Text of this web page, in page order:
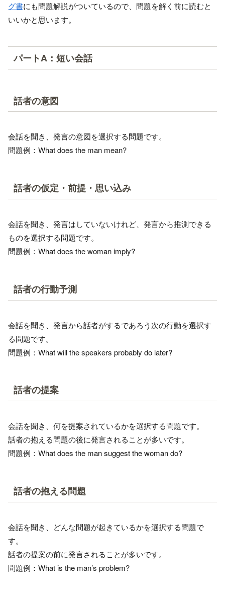
グ書にも問題解説がついているので、問題を解く前に読むと
いいかと思います。
パートA：短い会話
話者の意図
会話を聞き、発言の意図を選択する問題です。
問題例：What does the man mean?
話者の仮定・前提・思い込み
会話を聞き、発言はしていないけれど、発言から推測できる
ものを選択する問題です。
問題例：What does the woman imply?
話者の行動予測
会話を聞き、発言から話者がするであろう次の行動を選択す
る問題です。
問題例：What will the speakers probably do later?
話者の提案
会話を聞き、何を提案されているかを選択する問題です。
話者の抱える問題の後に発言されることが多いです。
問題例：What does the man suggest the woman do?
話者の抱える問題
会話を聞き、どんな問題が起きているかを選択する問題で
す。
話者の提案の前に発言されることが多いです。
問題例：What is the man’s problem?